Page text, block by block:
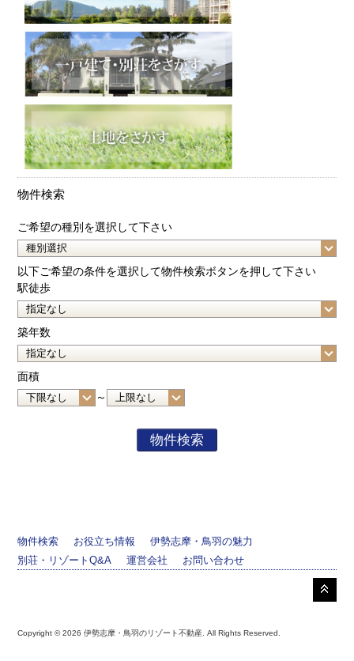
物件検索
ご希望の種別を選択して下さい
以下ご希望の条件を選択して物件検索ボタンを押して下さい
駅徒歩
築年数
面積
～
物件検索 お役立ち情報
伊勢志摩・鳥羽の魅力
別荘・リゾートQ&A
運営会社 お問い合わせ
Copyright © 2026 伊勢志摩・鳥羽のリゾート不動産. All Rights Reserved.